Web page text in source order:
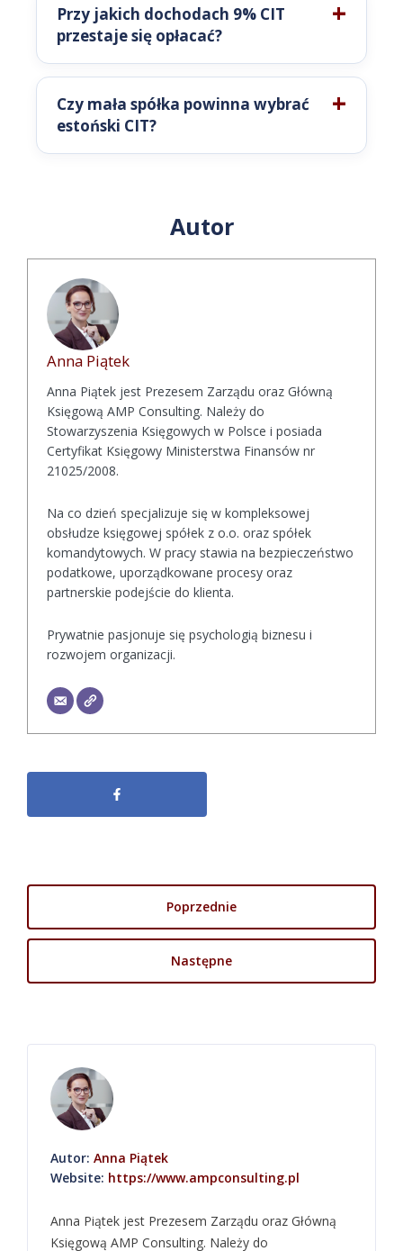
Przy jakich dochodach 9% CIT
przestaje się opłacać?
Czy mała spółka powinna wybrać
estoński CIT?
Autor
Anna Piątek
Anna Piątek jest Prezesem Zarządu oraz Główną
Księgową AMP Consulting. Należy do
Stowarzyszenia Księgowych w Polsce i posiada
Certyfikat Księgowy Ministerstwa Finansów nr
21025/2008.
Na co dzień specjalizuje się w kompleksowej
obsłudze księgowej spółek z o.o. oraz spółek
komandytowych. W pracy stawia na bezpieczeństwo
podatkowe, uporządkowane procesy oraz
partnerskie podejście do klienta.
Prywatnie pasjonuje się psychologią biznesu i
rozwojem organizacji.
Poprzednie
Następne
Autor: Anna Piątek
Website: https://www.ampconsulting.pl
Anna Piątek jest Prezesem Zarządu oraz Główną
Księgową AMP Consulting. Należy do